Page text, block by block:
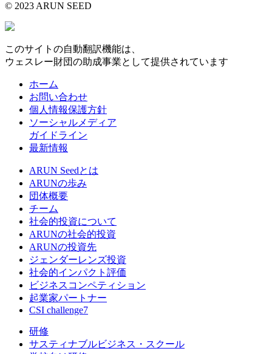
© 2023 ARUN SEED
このサイトの自動翻訳機能は、
ウェスレー財団の助成事業として提供されています
ホーム
お問い合わせ
個人情報保護方針
ソーシャルメディア
ガイドライン
最新情報
ARUN Seedとは
ARUNの歩み
団体概要
チーム
社会的投資について
ARUNの社会的投資
ARUNの投資先
ジェンダーレンズ投資
社会的インパクト評価
ビジネスコンペティション
起業家パートナー
CSI challenge7
研修
サスティナブルビジネス・スクール